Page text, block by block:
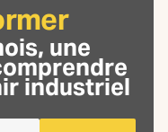
une
industriel